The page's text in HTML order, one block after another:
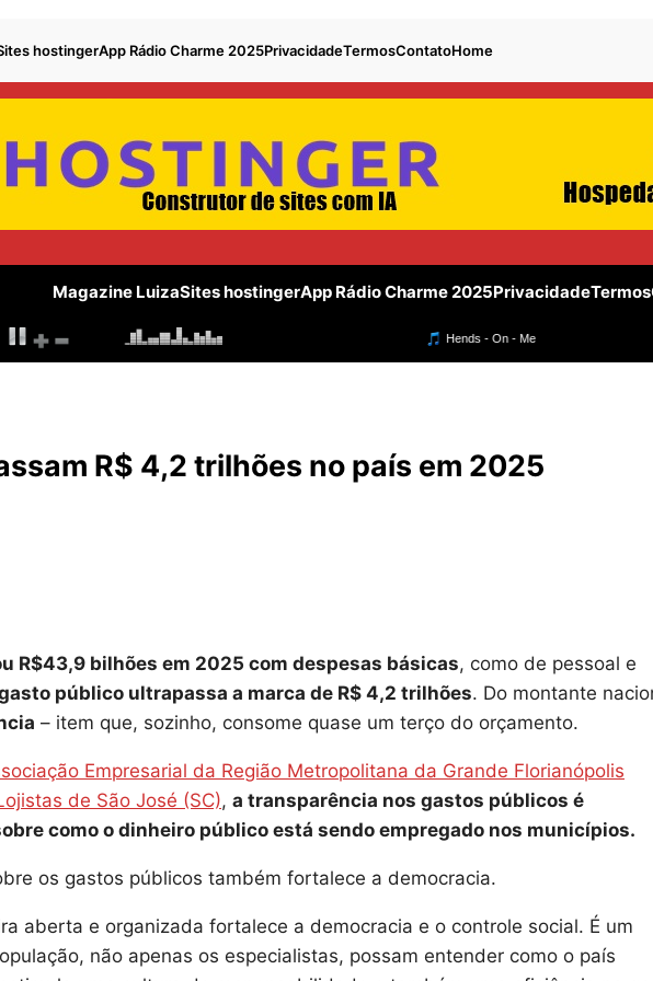
hostingerApp Rádio Charme 2025PrivacidadeTermosContatoHome
Magazine LuizaSites hostingerApp Rádio Charme 2025PrivacidadeTermos
R$ 4,2 trilhões no país em 2025
R$43,9 bilhões em 2025 com despesas básicas, como de pessoal e
público ultrapassa a marca de R$ 4,2 trilhões. Do montante
– item que, sozinho, consome quase um terço do orçamento.
Empresarial da Região Metropolitana da Grande Florianópolis
de São José (SC), a transparência nos gastos públicos é
como o dinheiro público está sendo empregado nos municípios.
os gastos públicos também fortalece a democracia.
aberta e organizada fortalece a democracia e o controle social. É um
não apenas os especialistas, possam entender como o país